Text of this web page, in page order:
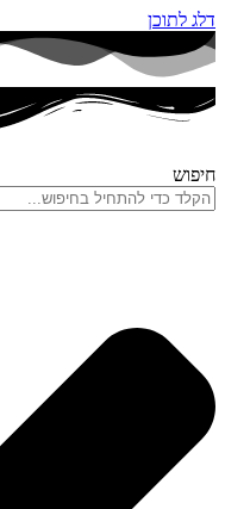
דלג לתוכן
חיפוש